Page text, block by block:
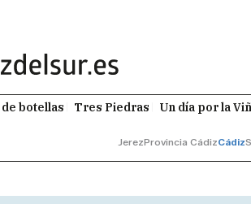
botellas Tres Piedras Un día por la
JerezProvincia CádizCádiz